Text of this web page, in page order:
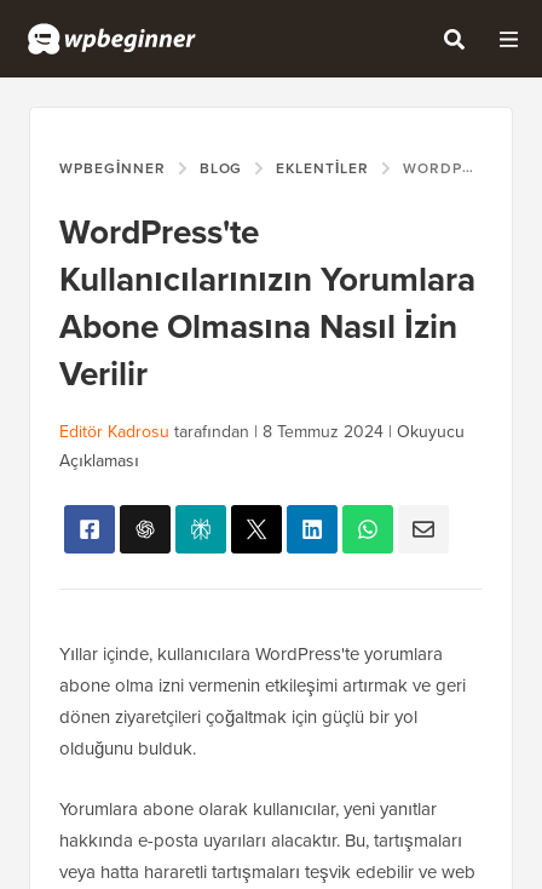
WPBEGINNER BLOG EKLENTILER WORDPRESS'TE KULLANICILARINIZIN YORUMLARA ABONE OLMASINA NASIL İZIN VERILIR
WordPress'te
Kullanıcılarınızın Yorumlara
Abone Olmasına Nasıl İzin
Verilir
Editör Kadrosu tarafından | 8 Temmuz 2024 | Okuyucu
Açıklaması
Yıllar içinde, kullanıcılara WordPress'te yorumlara
abone olma izni vermenin etkileşimi artırmak ve geri
dönen ziyaretçileri çoğaltmak için güçlü bir yol
olduğunu bulduk.
Yorumlara abone olarak kullanıcılar, yeni yanıtlar
hakkında e-posta uyarıları alacaktır. Bu, tartışmaları
veya hatta hararetli tartışmaları teşvik edebilir ve web